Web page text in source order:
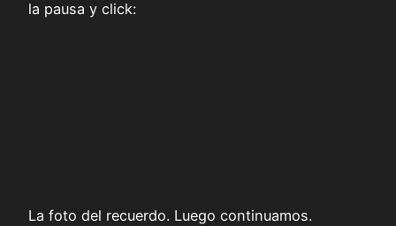
la pausa y click:
La foto del recuerdo. Luego continuamos.